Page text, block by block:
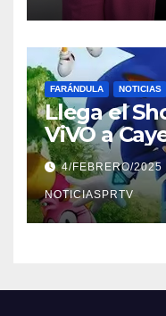
FARÁNDULA NOTICIAS
Llega el
ViVO a
Relojes
compre
4/FEBRERO/2025
NOTICIASPRTV